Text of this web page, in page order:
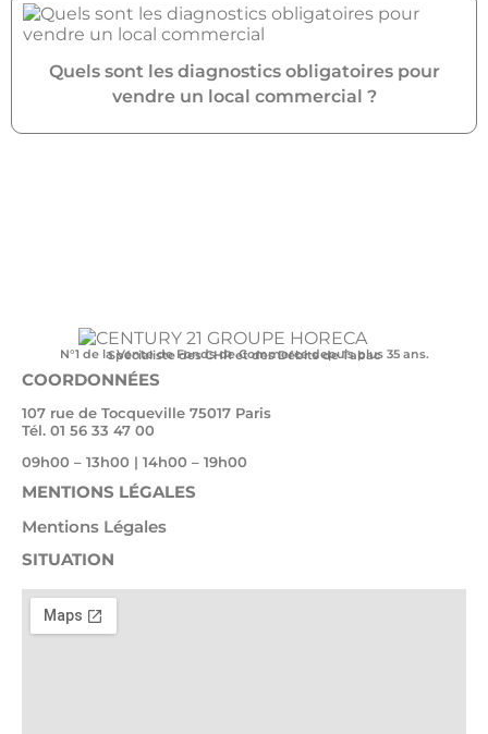
Quels sont les diagnostics obligatoires pour
vendre un local commercial ?
N°1 de la Vente de Fonds de Commerce depuis plus 35 ans.
Spécialiste des CHR et des Débits de Tabac
COORDONNÉES
107 rue de Tocqueville 75017 Paris
Tél. 01 56 33 47 00
09h00 – 13h00 | 14h00 – 19h00
MENTIONS LÉGALES
Mentions Légales
SITUATION